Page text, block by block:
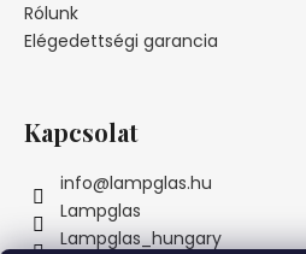
Rólunk
Elégedettségi garancia
Kapcsolat
info@lampglas.hu
Lampglas
Lampglas_hungary